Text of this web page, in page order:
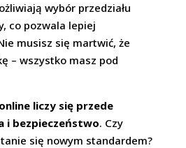
wybór przedziału
co pozwala lepiej
musisz się martwić, że
– wszystko masz pod
liczy się przede
i bezpieczeństwo. Czy
się nowym standardem?